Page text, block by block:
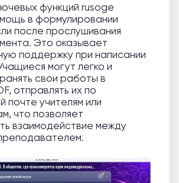
функций rusoge
в формулировании
после прослушивания
Это оказывает
поддержку при написании
могут легко и
свои работы в
отправлять их по
почте учителям или
что позволяет
взаимодействие между